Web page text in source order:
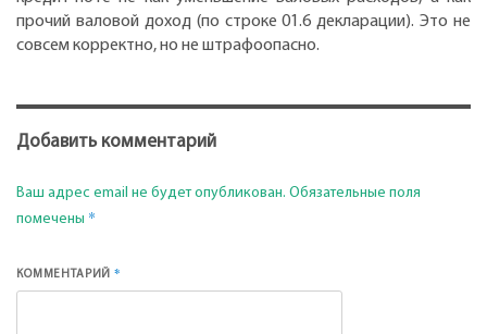
прочий валовой доход (по строке 01.6 декларации). Это не
совсем корректно, но не штрафоопасно.
Добавить комментарий
Ваш адрес email не будет опубликован. Обязательные поля
помечены *
КОММЕНТАРИЙ*